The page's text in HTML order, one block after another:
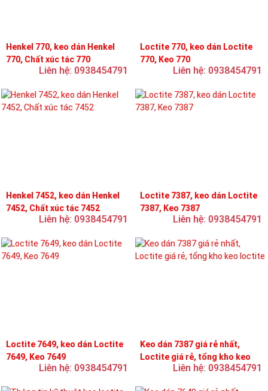
Henkel 770, keo dán Henkel
770, Chất xúc tác 770
Liên hệ: 0938454791
Loctite 770, keo dán Loctite
770, Keo 770
Liên hệ: 0938454791
Henkel 7452, keo dán Henkel
7452, Chất xúc tác 7452
Liên hệ: 0938454791
Loctite 7387, keo dán Loctite
7387, Keo 7387
Liên hệ: 0938454791
Loctite 7649, keo dán Loctite
7649, Keo 7649
Liên hệ: 0938454791
Keo dán 7387 giá rẻ nhất,
Loctite giá rẻ, tổng kho keo
Liên hệ: 0938454791